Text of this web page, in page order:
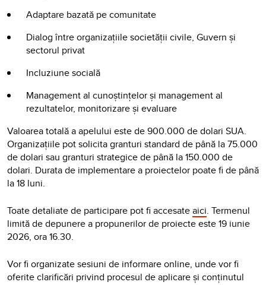
Adaptare bazată pe comunitate
Dialog între organizațiile societății civile, Guvern și
sectorul privat
Incluziune socială
Management al cunoștințelor și management al
rezultatelor, monitorizare și evaluare
Valoarea totală a apelului este de 900.000 de dolari SUA.
Organizațiile pot solicita granturi standard de până la 75.000
de dolari sau granturi strategice de până la 150.000 de
dolari. Durata de implementare a proiectelor poate fi de până
la 18 luni.
Toate detaliate de participare pot fi accesateaici. Termenul
limită de depunere a propunerilor de proiecte este 19 iunie
2026, ora 16.30.
Vor fi organizate sesiuni de informare online, unde vor fi
oferite clarificări privind procesul de aplicare și conținutul